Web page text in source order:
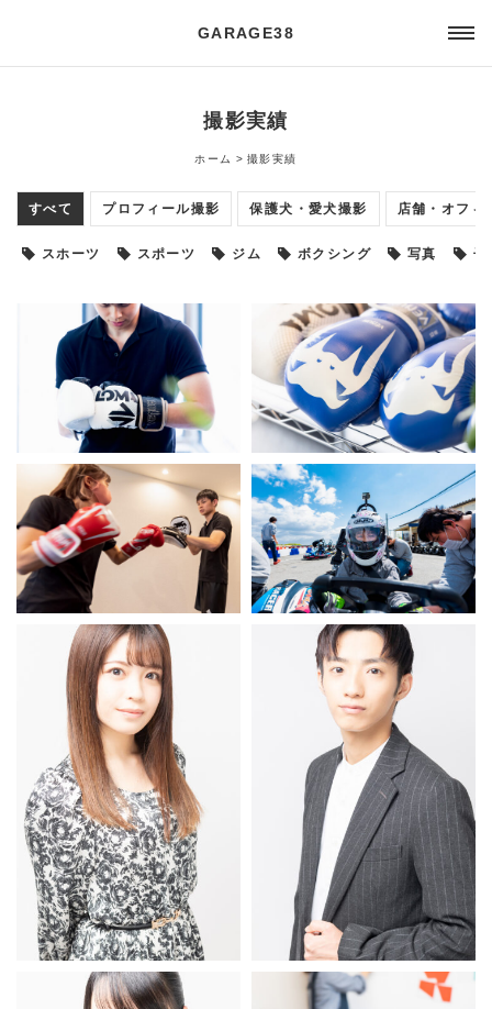
GARAGE38
撮影実績
ホーム 撮影実績
すべて プロフィール撮影 保護犬・愛犬撮影 店舗・オフィ
スホーツ スポーツ ジム ボクシング 写真 子